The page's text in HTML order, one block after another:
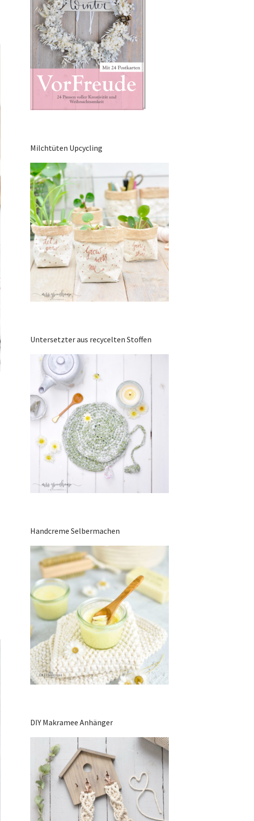
Milchtüten Upcycling
Untersetzter aus recycelten Stoffen
Handcreme Selbermachen
DIY Makramee Anhänger